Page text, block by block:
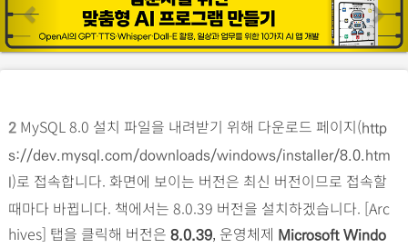
r
e
v
u
s
e
x
t
2MySQL 8.0 설치 파일을 내려받기 위해 다운로드 페이지(http
s://dev.mysql.com/downloads/windows/installer/8.0.htm
l)로 접속합니다. 화면에 보이는 버전은 최신 버전이므로 접속할
때마다 바뀝니다. 책에서는 8.0.39 버전을 설치하겠습니다. [Arc
hives] 탭을 클릭해 버전은 8.0.39, 운영체제 Microsoft Windo